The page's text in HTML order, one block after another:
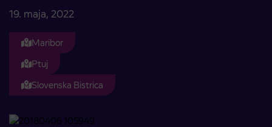
19. maja, 2022
Maribor
Ptuj
Slovenska Bistrica